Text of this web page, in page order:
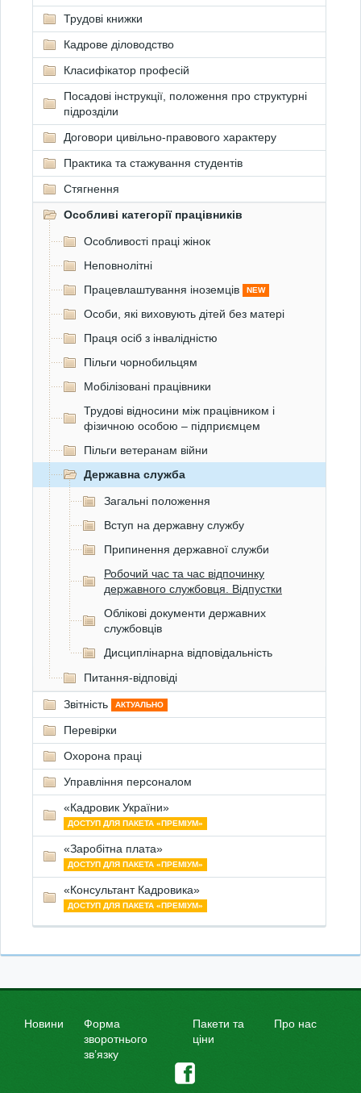
Трудові книжки
Кадрове діловодство
Класифікатор професій
Посадові інструкції, положення про структурні
підрозділи
Договори цивільно-правового характеру
Практика та стажування студентів
Стягнення
Особливі категорії працівників
Особливості праці жінок
Неповнолітні
Працевлаштування іноземців
NEW
Особи, які виховують дітей без матері
Праця осіб з інвалідністю
Пільги чорнобильцям
Мобілізовані працівники
Трудові відносини між працівником і
фізичною особою – підприємцем
Пільги ветеранам війни
Державна служба
Загальні положення
Вступ на державну службу
Припинення державної служби
Робочий час та час відпочинку
державного службовця. Відпустки
Облікові документи державних
службовців
Дисциплінарна відповідальність
Питання-відповіді
Звітність АКТУАЛЬНО
Перевірки
Охорона праці
Управління персоналом
«Кадровик України»
ДОСТУП ДЛЯ ПАКЕТА «ПРЕМІУМ»
«Заробітна плата»
ДОСТУП ДЛЯ ПАКЕТА «ПРЕМІУМ»
«Консультант Кадровика»
ДОСТУП ДЛЯ ПАКЕТА «ПРЕМІУМ»
Новини
Форма
зворотнього
зв’язку
Пакети та
ціни
Про нас